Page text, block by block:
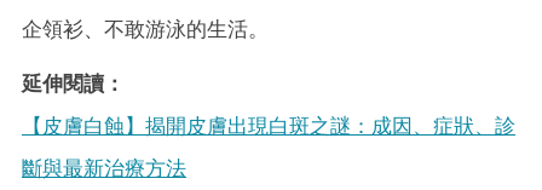
企領衫、不敢游泳的生活。
延伸閱讀：
【皮膚白蝕】揭開皮膚出現白斑之謎：成因、症狀、診
斷與最新治療方法